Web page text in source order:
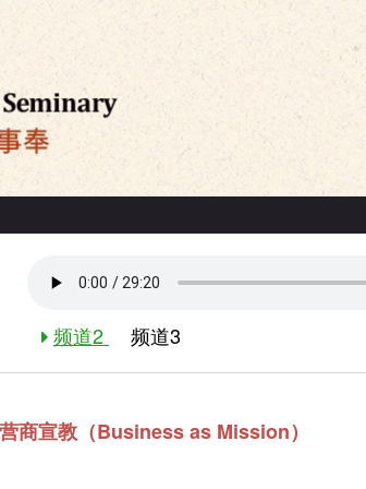
频道2 频道3
商宣教（Business as Mission）